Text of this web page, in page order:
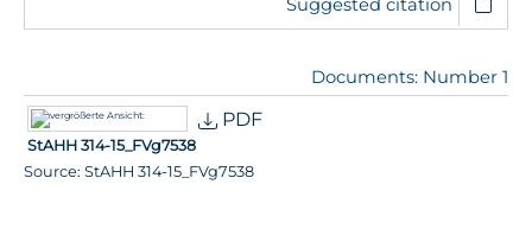
Documents: Number 1
PDF
StAHH 314-15_FVg7538
Source: StAHH 314-15_FVg7538